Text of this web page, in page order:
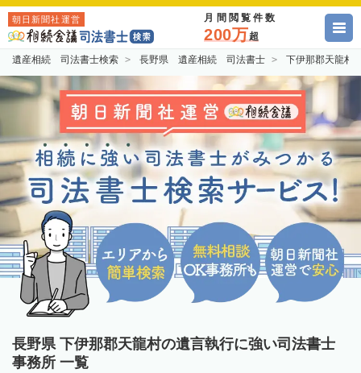
朝日新聞社運営 月間閲覧件数
200万超
遺産相続 司法書士検索 長野県 遺産相続 司法書士 下伊那郡天龍
長野県 下伊那郡天龍村の遺言執行に強い司法書士
事務所 一覧